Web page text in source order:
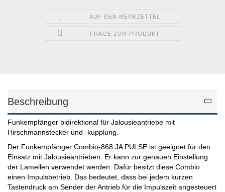
AUF DEN MERKZETTEL
FRAGE ZUM PRODUKT
Beschreibung
Funkempfänger bidirektional für Jalousieantriebe mit
Hirschmannstecker und -kupplung.
Der Funkempfänger Combio-868 JA PULSE ist geeignet für den
Einsatz mit Jalousieantrieben. Er kann zur genauen Einstellung
der Lamellen verwendet werden. Dafür besitzt diese Combio
einen Impulsbetrieb. Das bedeutet, dass bei jedem kurzen
Tastendruck am Sender der Antrieb für die Impulszeit angesteuert